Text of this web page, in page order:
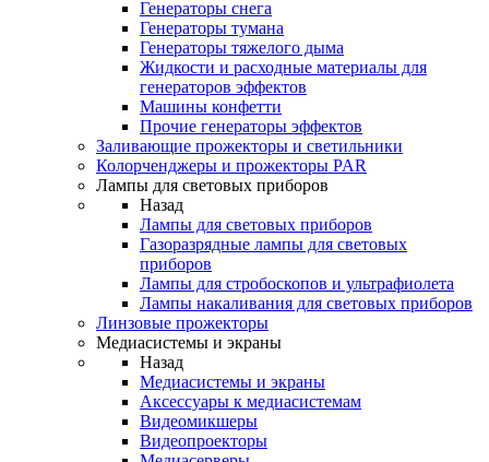
Генераторы снега
Генераторы тумана
Генераторы тяжелого дыма
Жидкости и расходные материалы для
генераторов эффектов
Машины конфетти
Прочие генераторы эффектов
Заливающие прожекторы и светильники
Колорченджеры и прожекторы PAR
Лампы для световых приборов
Назад
Лампы для световых приборов
Газоразрядные лампы для световых
приборов
Лампы для стробоскопов и ультрафиолета
Лампы накаливания для световых приборов
Линзовые прожекторы
Медиасистемы и экраны
Назад
Медиасистемы и экраны
Аксессуары к медиасистемам
Видеомикшеры
Видеопроекторы